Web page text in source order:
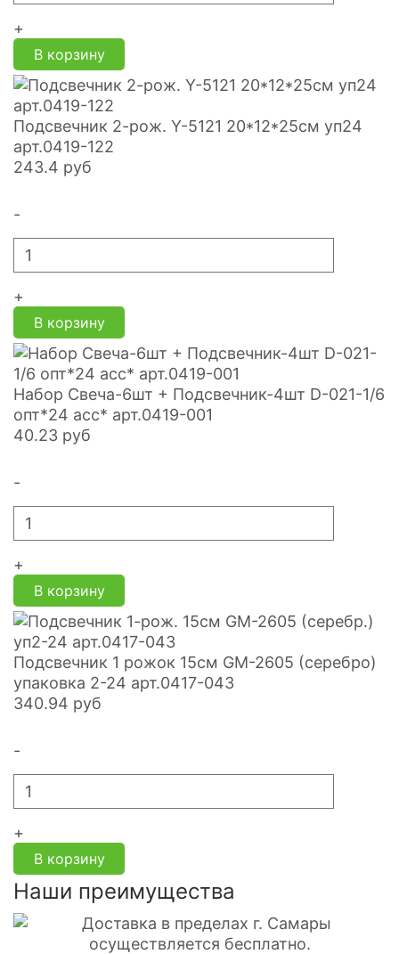
+
В корзину
Подсвечник 2-рож. Y-5121 20*12*25см уп24
арт.0419-122
243.4 руб
-
+
В корзину
Набор Свеча-6шт + Подсвечник-4шт D-021-1/6
опт*24 асс* арт.0419-001
40.23 руб
-
+
В корзину
Подсвечник 1 рожок 15см GM-2605 (серебро)
упаковка 2-24 арт.0417-043
340.94 руб
-
+
В корзину
Наши преимущества